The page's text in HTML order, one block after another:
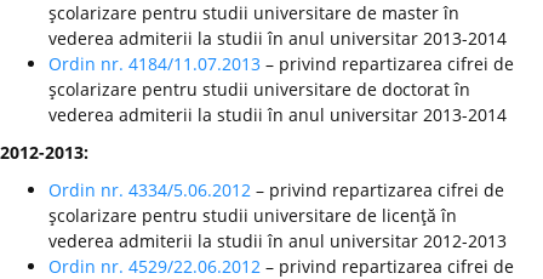
şcolarizare pentru studii universitare de master în
vederea admiterii la studii în anul universitar 2013-2014
Ordin nr. 4184/11.07.2013 – privind repartizarea cifrei de
şcolarizare pentru studii universitare de doctorat în
vederea admiterii la studii în anul universitar 2013-2014
2012-2013:
Ordin nr. 4334/5.06.2012 – privind repartizarea cifrei de
şcolarizare pentru studii universitare de licenţă în
vederea admiterii la studii în anul universitar 2012-2013
Ordin nr. 4529/22.06.2012 – privind repartizarea cifrei de